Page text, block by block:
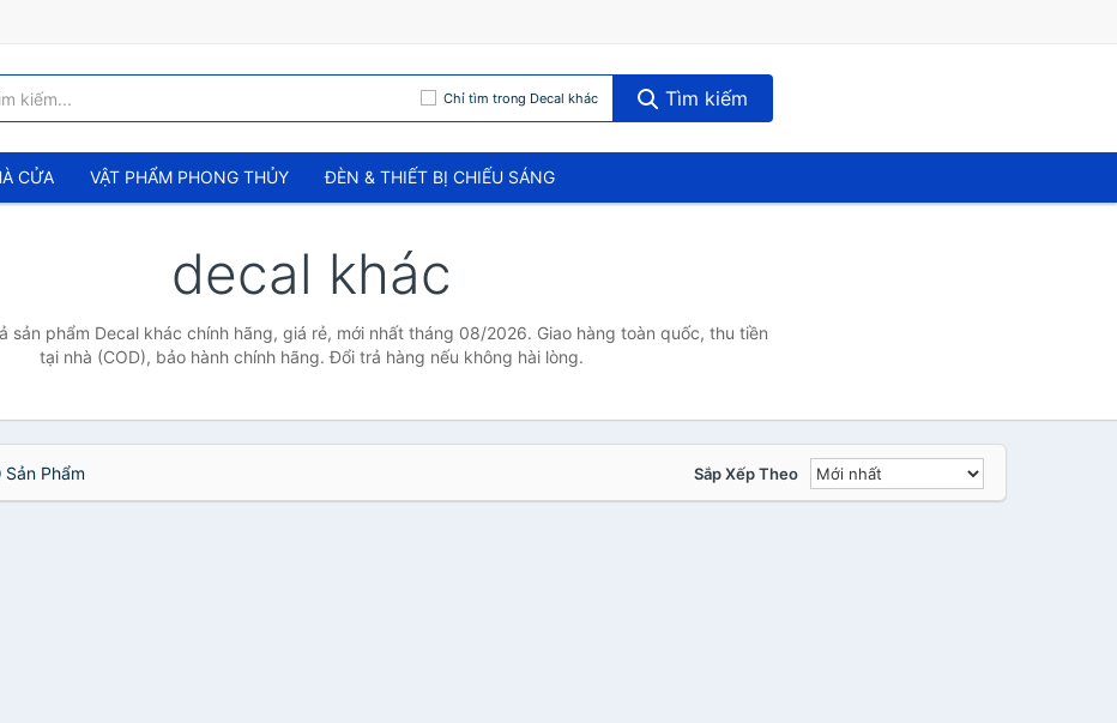
Chỉ tìm trong Decal khác Tìm kiếm
CỬA VẬT PHẨM PHONG THỦY ĐÈN & THIẾT BỊ CHIẾU SÁNG
decal khác
sản phẩm Decal khác chính hãng, giá rẻ, mới nhất tháng 08/2026. Giao hàng toàn quốc, thu tiền
tại nhà (COD), bảo hành chính hãng. Đổi trả hàng nếu không hài lòng.
Sản Phẩm Sắp Xếp Theo